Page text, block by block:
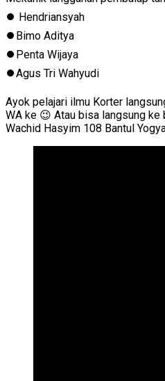
⏺️ Hendriansyah
⏺️Bimo Aditya
⏺️Penta Wijaya
⏺️Agus Tri Wahyudi
Ayok pelajari ilmu Korter
WA ke 😉 Atau bisa langsung
Wachid Hasyim 108 Bantul